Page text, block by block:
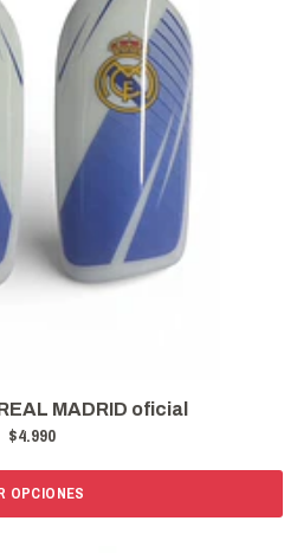
MADRID oficial
$4.990
OPCIONES